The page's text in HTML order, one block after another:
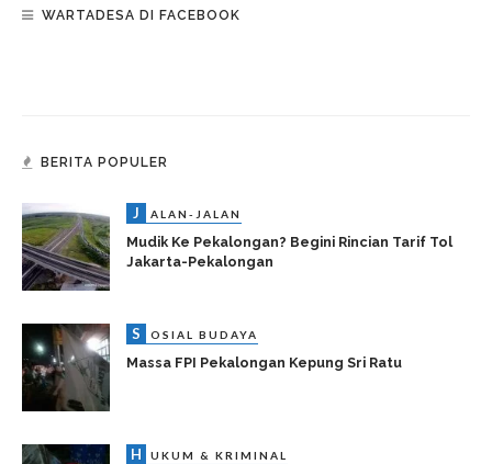
WARTADESA DI FACEBOOK
BERITA POPULER
J ALAN-JALAN
Mudik Ke Pekalongan? Begini Rincian Tarif Tol
Jakarta-Pekalongan
S OSIAL BUDAYA
Massa FPI Pekalongan Kepung Sri Ratu
H UKUM & KRIMINAL